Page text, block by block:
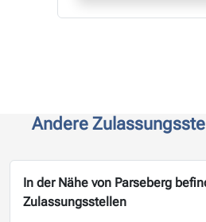
Andere
In der Nähe von Parseberg
Zulassungsstellen